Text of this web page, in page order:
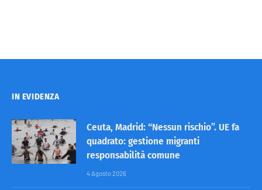
IN EVIDENZA
Ceuta, Madrid: “Nessun rischio”. UE fa
quadrato: gestione migranti
responsabilità comune
4 Agosto 2026